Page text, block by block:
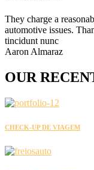
They charge a
automotive issues.
tincidunt nunc
Aaron Almaraz
OUR
CHECK-UP DE VIAGEM